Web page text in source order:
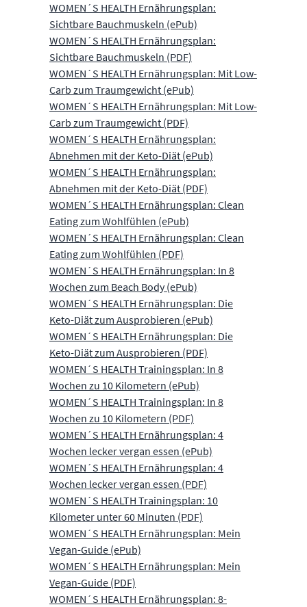
WOMEN´S HEALTH Ernährungsplan:
Sichtbare Bauchmuskeln (ePub)
WOMEN´S HEALTH Ernährungsplan:
Sichtbare Bauchmuskeln (PDF)
WOMEN´S HEALTH Ernährungsplan: Mit Low-
Carb zum Traumgewicht (ePub)
WOMEN´S HEALTH Ernährungsplan: Mit Low-
Carb zum Traumgewicht (PDF)
WOMEN´S HEALTH Ernährungsplan:
Abnehmen mit der Keto-Diät (ePub)
WOMEN´S HEALTH Ernährungsplan:
Abnehmen mit der Keto-Diät (PDF)
WOMEN´S HEALTH Ernährungsplan: Clean
Eating zum Wohlfühlen (ePub)
WOMEN´S HEALTH Ernährungsplan: Clean
Eating zum Wohlfühlen (PDF)
WOMEN´S HEALTH Ernährungsplan: In 8
Wochen zum Beach Body (ePub)
WOMEN´S HEALTH Ernährungsplan: Die
Keto-Diät zum Ausprobieren (ePub)
WOMEN´S HEALTH Ernährungsplan: Die
Keto-Diät zum Ausprobieren (PDF)
WOMEN´S HEALTH Trainingsplan: In 8
Wochen zu 10 Kilometern (ePub)
WOMEN´S HEALTH Trainingsplan: In 8
Wochen zu 10 Kilometern (PDF)
WOMEN´S HEALTH Ernährungsplan: 4
Wochen lecker vergan essen (ePub)
WOMEN´S HEALTH Ernährungsplan: 4
Wochen lecker vergan essen (PDF)
WOMEN´S HEALTH Trainingsplan: 10
Kilometer unter 60 Minuten (PDF)
WOMEN´S HEALTH Ernährungsplan: Mein
Vegan-Guide (ePub)
WOMEN´S HEALTH Ernährungsplan: Mein
Vegan-Guide (PDF)
WOMEN´S HEALTH Ernährungsplan: 8-